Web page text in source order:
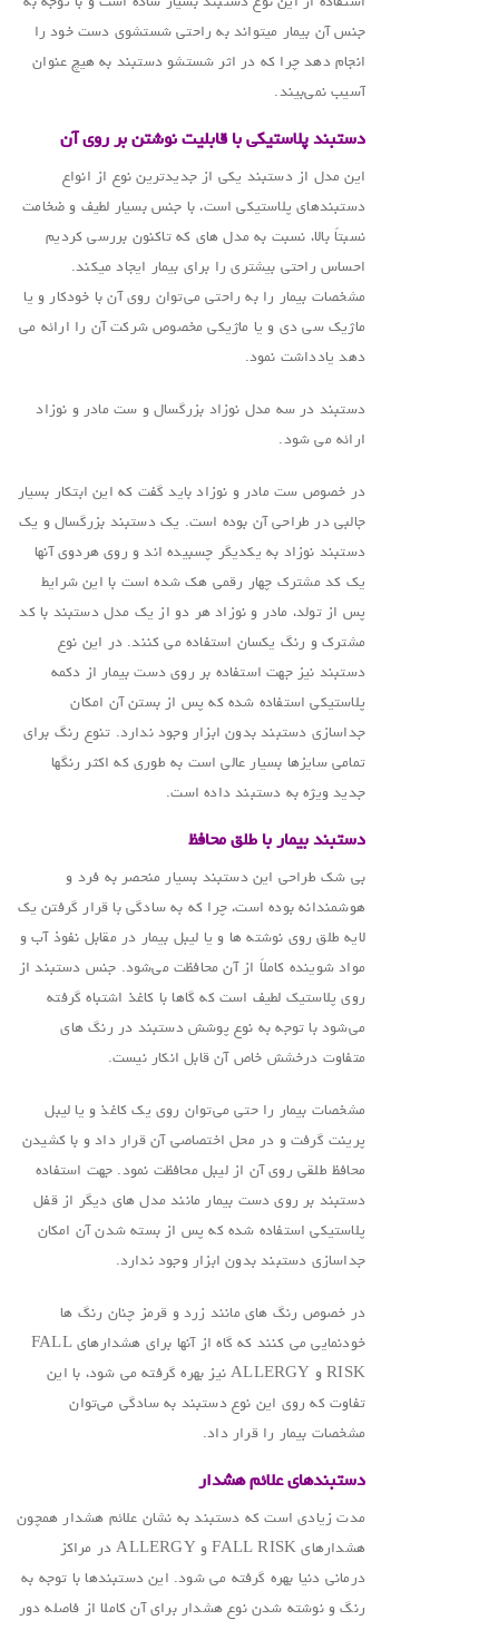
جنس آن بیمار میتواند به راحتی شستشوی دست خود را
انجام دهد چرا که در اثر شستشو دستبند به هیچ عنوان
آسیب نمی‌بیند.
دستبند پلاستیکی با قابلیت نوشتن بر روی آن
این مدل از دستبند یکی از جدیدترین نوع از انواع
دستبندهای پلاستیکی است، با جنس بسیار لطیف و ضخامت
نسبتاً بالا، نسبت به مدل های که تاکنون بررسی کردیم
احساس راحتی بیشتری را برای بیمار ایجاد میکند.
مشخصات بیمار را به راحتی می‌توان روی آن با خودکار و یا
ماژیک سی دی و یا ماژیکی مخصوص شرکت آن را ارائه می
دهد یادداشت نمود.
دستبند در سه مدل نوزاد بزرگسال و ست مادر و نوزاد
ارائه می شود.
در خصوص ست مادر و نوزاد باید گفت که این ابتکار بسیار
جالبی در طراحی آن بوده است. یک دستبند بزرگسال و یک
دستبند نوزاد به یکدیگر چسبیده اند و روی هردوی آنها
یک کد مشترک چهار رقمی هک شده است با این شرایط
پس از تولد، مادر و نوزاد هر دو از یک مدل دستبند با کد
مشترک و رنگ یکسان استفاده می کنند. در این نوع
دستبند نیز جهت استفاده بر روی دست بیمار از دکمه
پلاستیکی استفاده شده که پس از بستن آن امکان
جداسازی دستبند بدون ابزار وجود ندارد. تنوع رنگ برای
تمامی سایزها بسیار عالی است به طوری که اکثر رنگها
جدید ویژه به دستبند داده است.
دستبند بیمار با طلق محافظ
بی شک طراحی این دستبند بسیار منحصر به فرد و
هوشمندانه بوده است، چرا که به سادگی با قرار گرفتن یک
لایه طلق روی نوشته ها و یا لیبل بیمار در مقابل نفوذ آب و
مواد شوینده کاملاً از آن محافظت می‌شود. جنس دستبند از
روی پلاستیک لطیف است که گاها با کاغذ اشتباه گرفته
می‌شود با توجه به نوع پوشش دستبند در رنگ های
متفاوت درخشش خاص آن قابل انکار نیست.
مشخصات بیمار را حتی می‌توان روی یک کاغذ و یا لیبل
پرینت گرفت و در محل اختصاصی آن قرار داد و با کشیدن
محافظ طلقی روی آن از لیبل محافظت نمود. جهت استفاده
دستبند بر روی دست بیمار مانند مدل های دیگر از قفل
پلاستیکی استفاده شده که پس از بسته شدن آن امکان
جداسازی دستبند بدون ابزار وجود ندارد.
در خصوص رنگ های مانند زرد و قرمز چنان رنگ ها
خودنمایی می کنند که گاه از آنها برای هشدارهای FALL
RISK و ALLERGY نیز بهره گرفته می شود، با این
تفاوت که روی این نوع دستبند به سادگی می‌توان
مشخصات بیمار را قرار داد.
دستبندهای علائم هشدار
مدت زیادی است که دستبند به نشان علائم هشدار همچون
هشدارهای FALL RISK و ALLERGY در مراکز
درمانی دنیا بهره گرفته می شود. این دستبندها با توجه به
رنگ و نوشته شدن نوع هشدار برای آن کاملا از فاصله دور